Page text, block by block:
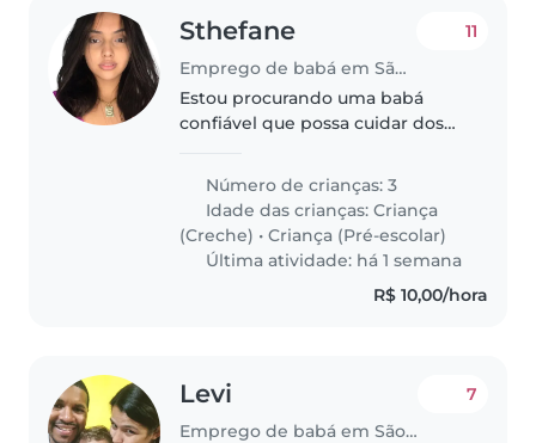
Sthefane
Emprego de babá em São Paulo
11
Estou procurando uma babá
confiável que possa cuidar dos
4 anos e um de 7 anos. São
crianças muito energéticas,
curiosas e falantes. Gostaría que
a..
Número de crianças: 3
Idade das crianças:Criança
(Creche) •Criança (Pré-escolar)
Última atividade: há 1 semana
R$ 10,00/hora
Levi
Emprego de babá em São Paulo
7